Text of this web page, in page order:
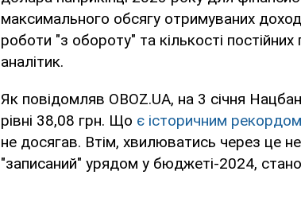
максимального обсягу отримуваних
роботи "з обороту" та кількості
аналітик.
Як повідомляв OBOZ.UA, на 3 січня
рівні 38,08 грн. Що є історичним рекордом
не досягав. Втім, хвилюватись через це
"записаний" урядом у бюджеті-2024,